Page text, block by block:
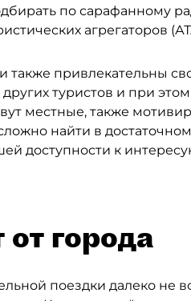
по сарафанному
агрегаторов
также привлекательны
туристов и при
местные, также
найти в
доступности к
от города
поездки далеко не